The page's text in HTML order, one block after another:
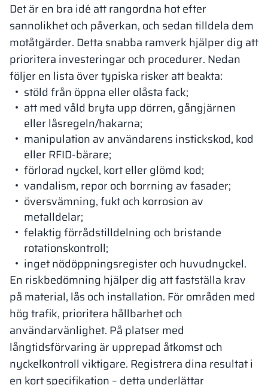
Det är en bra idé att rangordna hot efter
sannolikhet och påverkan, och sedan tilldela dem
motåtgärder. Detta snabba ramverk hjälper dig att
prioritera investeringar och procedurer. Nedan
följer en lista över typiska risker att beakta:
stöld från öppna eller olåsta fack;
att med våld bryta upp dörren, gångjärnen
eller låsregeln/hakarna;
manipulation av användarens instickskod, kod
eller RFID-bärare;
förlorad nyckel, kort eller glömd kod;
vandalism, repor och borrning av fasader;
översvämning, fukt och korrosion av
metalldelar;
felaktig förrådstilldelning och bristande
rotationskontroll;
inget nödöppningsregister och huvudnyckel.
En riskbedömning hjälper dig att fastställa krav
på material, lås och installation. För områden med
hög trafik, prioritera hållbarhet och
användarvänlighet. På platser med
långtidsförvaring är upprepad åtkomst och
nyckelkontroll viktigare. Registrera dina resultat i
en kort specifikation – detta underlättar